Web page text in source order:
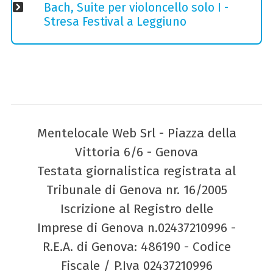
Bach, Suite per violoncello solo I -
Stresa Festival a Leggiuno
Mentelocale Web Srl - Piazza della
Vittoria 6/6 - Genova
Testata giornalistica registrata al
Tribunale di Genova nr. 16/2005
Iscrizione al Registro delle
Imprese di Genova n.02437210996 -
R.E.A. di Genova: 486190 - Codice
Fiscale / P.Iva 02437210996